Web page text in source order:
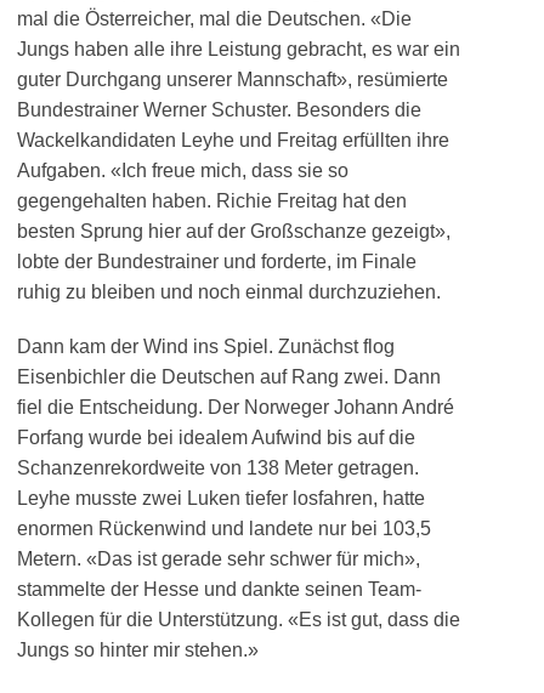
mal die Österreicher, mal die Deutschen. «Die
Jungs haben alle ihre Leistung gebracht, es war ein
guter Durchgang unserer Mannschaft», resümierte
Bundestrainer Werner Schuster. Besonders die
Wackelkandidaten Leyhe und Freitag erfüllten ihre
Aufgaben. «Ich freue mich, dass sie so
gegengehalten haben. Richie Freitag hat den
besten Sprung hier auf der Großschanze gezeigt»,
lobte der Bundestrainer und forderte, im Finale
ruhig zu bleiben und noch einmal durchzuziehen.
Dann kam der Wind ins Spiel. Zunächst flog
Eisenbichler die Deutschen auf Rang zwei. Dann
fiel die Entscheidung. Der Norweger Johann André
Forfang wurde bei idealem Aufwind bis auf die
Schanzenrekordweite von 138 Meter getragen.
Leyhe musste zwei Luken tiefer losfahren, hatte
enormen Rückenwind und landete nur bei 103,5
Metern. «Das ist gerade sehr schwer für mich»,
stammelte der Hesse und dankte seinen Team-
Kollegen für die Unterstützung. «Es ist gut, dass die
Jungs so hinter mir stehen.»